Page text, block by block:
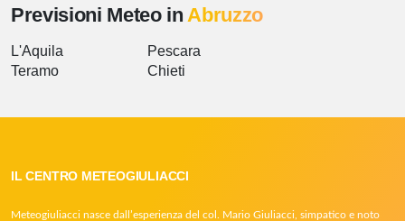
Previsioni Meteo in Abruzzo
L'Aquila
Teramo
Pescara
Chieti
IL CENTRO METEOGIULIACCI
Meteogiuliacci nasce dall’esperienza del col. Mario Giuliacci, simpatico e noto